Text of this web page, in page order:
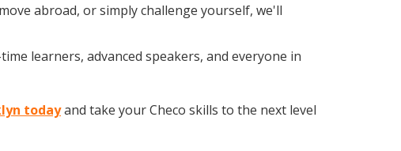
abroad, or simply challenge yourself, we'll
learners, advanced speakers, and everyone in
todayand take your Checo skills to the next level